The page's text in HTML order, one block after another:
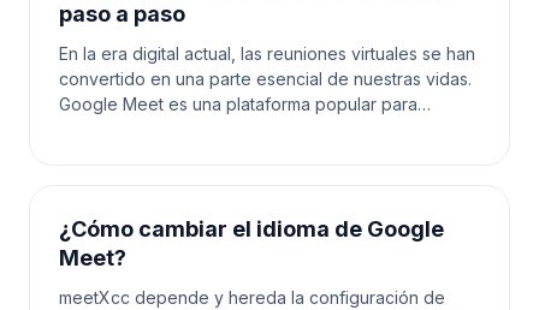
paso a paso
En la era digital actual, las reuniones virtuales se han
convertido en una parte esencial de nuestras vidas.
Google Meet es una plataforma popular para
¿Cómo cambiar el idioma de Google
Meet?
meetXcc depende y hereda la configuración de